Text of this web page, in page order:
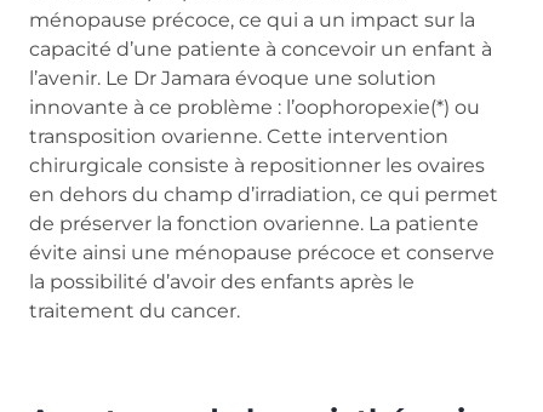
ménopause précoce, ce qui a un impact sur la
capacité d’une patiente à concevoir un enfant à
l’avenir. Le Dr Jamara évoque une solution
innovante à ce problème : l’oophoropexie(*) ou
transposition ovarienne. Cette intervention
chirurgicale consiste à repositionner les ovaires
en dehors du champ d’irradiation, ce qui permet
de préserver la fonction ovarienne. La patiente
évite ainsi une ménopause précoce et conserve
la possibilité d’avoir des enfants après le
traitement du cancer.